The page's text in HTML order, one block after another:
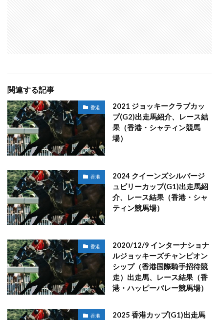
関連する記事
香港
2021 ジョッキークラブカッ
プ(G2)出走馬紹介、レース結
果（香港・シャティン競馬
場）
香港
2024 クイーンズシルバージ
ュビリーカップ(G1)出走馬紹
介、レース結果（香港・シャ
ティン競馬場）
香港
2020/12/9 インターナショナ
ルジョッキーズチャンピオン
シップ（香港国際騎手招待競
走）出走馬、レース結果（香
港・ハッピーバレー競馬場）
香港
2025 香港カップ(G1)出走馬